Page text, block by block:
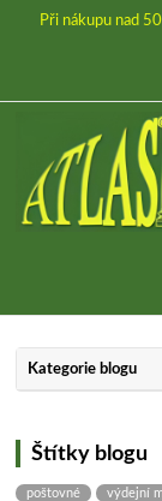
Při nákupu nad
Kategorie blogu
Štítky blogu
poštovné výdejní